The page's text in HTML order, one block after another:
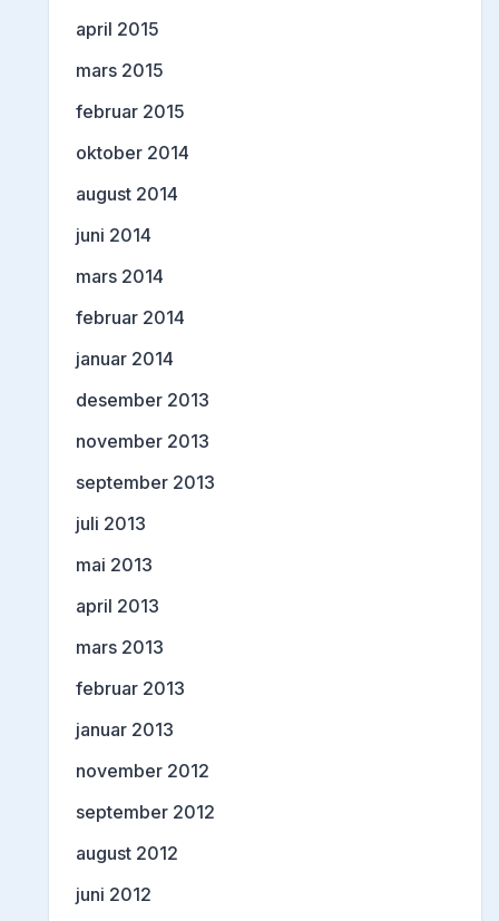
april 2015
mars 2015
februar 2015
oktober 2014
august 2014
juni 2014
mars 2014
februar 2014
januar 2014
desember 2013
november 2013
september 2013
juli 2013
mai 2013
april 2013
mars 2013
februar 2013
januar 2013
november 2012
september 2012
august 2012
juni 2012